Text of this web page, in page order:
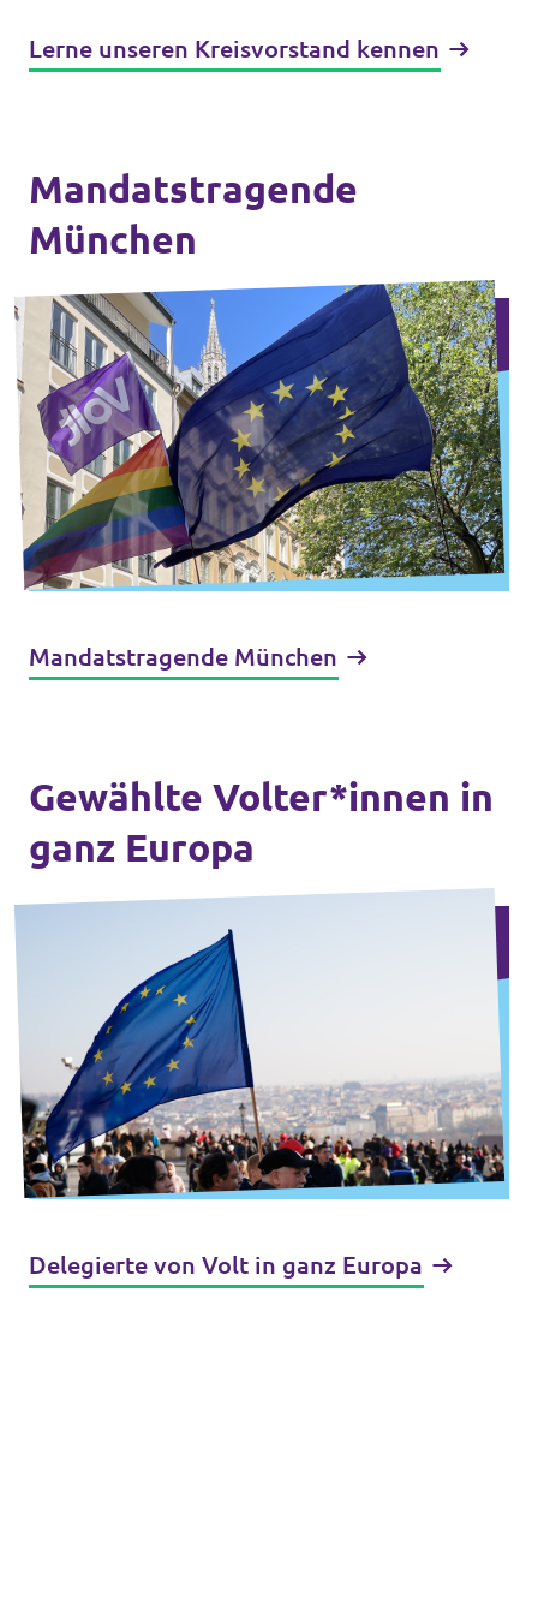
Lerne unseren Kreisvorstand kennen
Mandatstragende
München
Mandatstragende München
Gewählte Volter*innen in
ganz Europa
Delegierte von Volt in ganz Europa